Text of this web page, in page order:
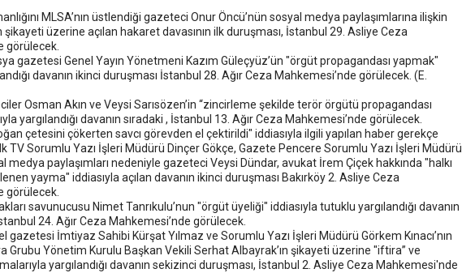
MLSA’nın üstlendiği gazeteci Onur Öncü’nün sosyal medya paylaşımlarına ilişkin
şikayeti üzerine açılan hakaret davasının ilk duruşması, İstanbul 29. Asliye Ceza
görülecek.
gazetesi Genel Yayın Yönetmeni Kazım Güleçyüz’ün "örgüt propagandası yapmak"
davanın ikinci duruşması İstanbul 28. Ağır Ceza Mahkemesi’nde görülecek. (E.
Osman Akın ve Veysi Sarısözen’in “zincirleme şekilde terör örgütü propagandası
yargılandığı davanın sıradaki , İstanbul 13. Ağır Ceza Mahkemesi’nde görülecek.
çetesini çökerten savcı görevden el çektirildi" iddiasıyla ilgili yapılan haber gerekçe
TV Sorumlu Yazı İşleri Müdürü Dinçer Gökçe, Gazete Pencere Sorumlu Yazı İşleri Müdürü
medya paylaşımları nedeniyle gazeteci Veysi Dündar, avukat İrem Çiçek hakkında "halkı
yayma" iddiasıyla açılan davanın ikinci duruşması Bakırköy 2. Asliye Ceza
görülecek.
savunucusu Nimet Tanrıkulu’nun "örgüt üyeliği" iddiasıyla tutuklu yargılandığı davanın
24. Ağır Ceza Mahkemesi’nde görülecek.
gazetesi İmtiyaz Sahibi Kürşat Yılmaz ve Sorumlu Yazı İşleri Müdürü Görkem Kınacı’nın
Grubu Yönetim Kurulu Başkan Vekili Serhat Albayrak’ın şikayeti üzerine "iftira” ve
yargılandığı davanın sekizinci duruşması, İstanbul 2. Asliye Ceza Mahkemesi'nde